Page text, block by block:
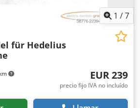
1 /7
für Hedelius
EUR 239
precio fijo IVA no incluído